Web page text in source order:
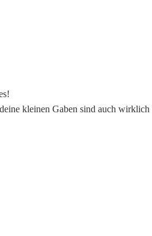
kleinen Gaben sind auch